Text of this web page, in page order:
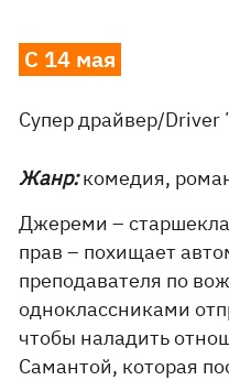
С 14 мая
Супер драйвер/
Жанр:комедия,
Джереми –
прав – похищает
преподавателя по
одноклассниками
чтобы наладить
Самантой, которая